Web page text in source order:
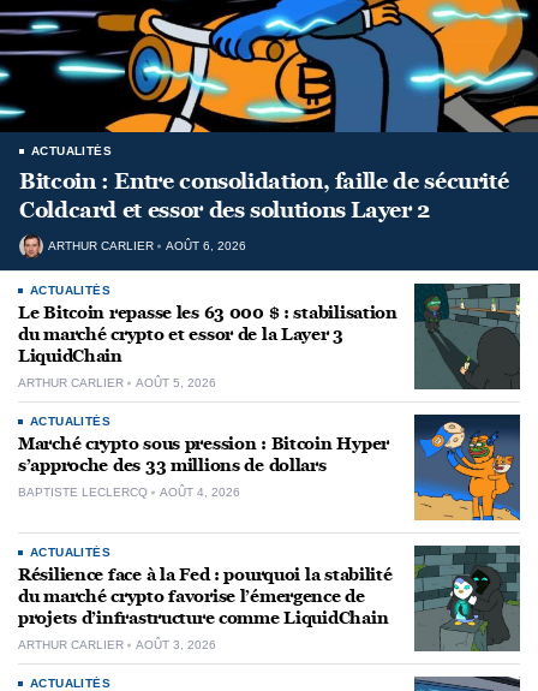
ACTUALITÉS
Bitcoin : Entre consolidation, faille de sécurité
Coldcard et essor des solutions Layer 2
ARTHUR CARLIER AOÛT 6, 2026
ACTUALITÉS
Le Bitcoin repasse les 63 000 $ : stabilisation
du marché crypto et essor de la Layer 3
LiquidChain
ARTHUR CARLIER AOÛT 5, 2026
ACTUALITÉS
Marché crypto sous pression : Bitcoin Hyper
s’approche des 33 millions de dollars
BAPTISTE LECLERCQ AOÛT 4, 2026
ACTUALITÉS
Résilience face à la Fed : pourquoi la stabilité
du marché crypto favorise l’émergence de
projets d’infrastructure comme LiquidChain
ARTHUR CARLIER AOÛT 3, 2026
ACTUALITÉS